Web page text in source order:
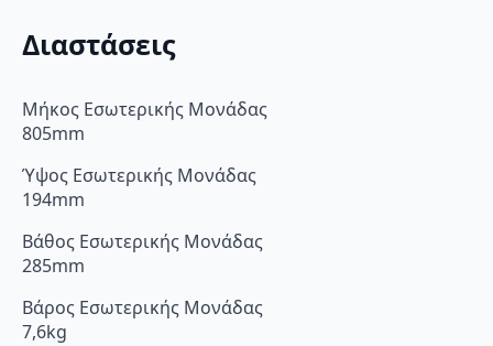
Διαστάσεις
Μήκος Εσωτερικής Μονάδας
805mm
Ύψος Εσωτερικής Μονάδας
194mm
Βάθος Εσωτερικής Μονάδας
285mm
Βάρος Εσωτερικής Μονάδας
7,6kg